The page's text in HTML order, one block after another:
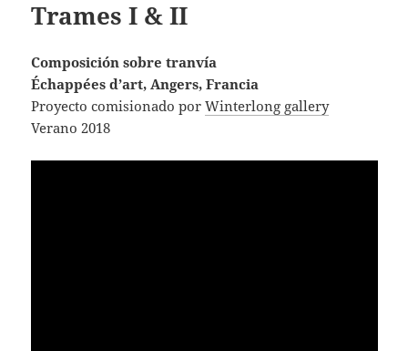
Trames I & II
Composición sobre tranvía
Échappées d’art, Angers, Francia
Proyecto comisionado por Winterlong gallery
Verano 2018